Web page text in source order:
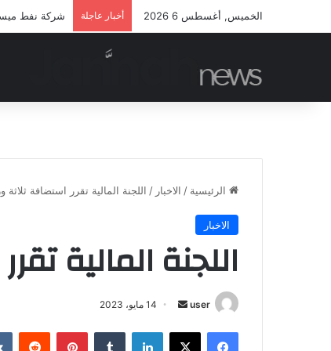
الخميس, أغسطس 6 2026 أخبار عاجلة شركة نفط
الرئيسية / الاخبار / اللجنة المالية تقرر استضافة ثلاثة
الاخبار
اللجنة المالية
user
أرسل 14 مايو، 2023
فيسبوك ‫X لينكدإن بينتيريست